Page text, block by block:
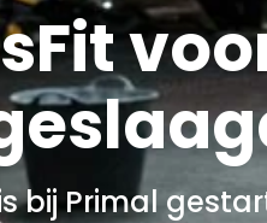
bij Primal